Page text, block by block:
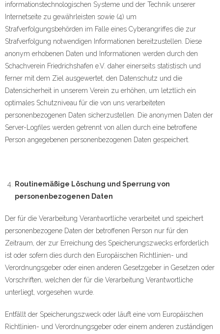
informationstechnologischen Systeme und der Technik unserer
Internetseite zu gewährleisten sowie (4) um
Strafverfolgungsbehörden im Falle eines Cyberangriffes die zur
Strafverfolgung notwendigen Informationen bereitzustellen. Diese
anonym erhobenen Daten und Informationen werden durch den
Schachverein Friedrichshafen e.V. daher einerseits statistisch und
ferner mit dem Ziel ausgewertet, den Datenschutz und die
Datensicherheit in unserem Verein zu erhöhen, um letztlich ein
optimales Schutzniveau für die von uns verarbeiteten
personenbezogenen Daten sicherzustellen. Die anonymen Daten der
Server-Logfiles werden getrennt von allen durch eine betroffene
Person angegebenen personenbezogenen Daten gespeichert.
Routinemäßige Löschung und Sperrung von
personenbezogenen Daten
Der für die Verarbeitung Verantwortliche verarbeitet und speichert
personenbezogene Daten der betroffenen Person nur für den
Zeitraum, der zur Erreichung des Speicherungszwecks erforderlich
ist oder sofern dies durch den Europäischen Richtlinien- und
Verordnungsgeber oder einen anderen Gesetzgeber in Gesetzen oder
Vorschriften, welchen der für die Verarbeitung Verantwortliche
unterliegt, vorgesehen wurde.
Entfällt der Speicherungszweck oder läuft eine vom Europäischen
Richtlinien- und Verordnungsgeber oder einem anderen zuständigen